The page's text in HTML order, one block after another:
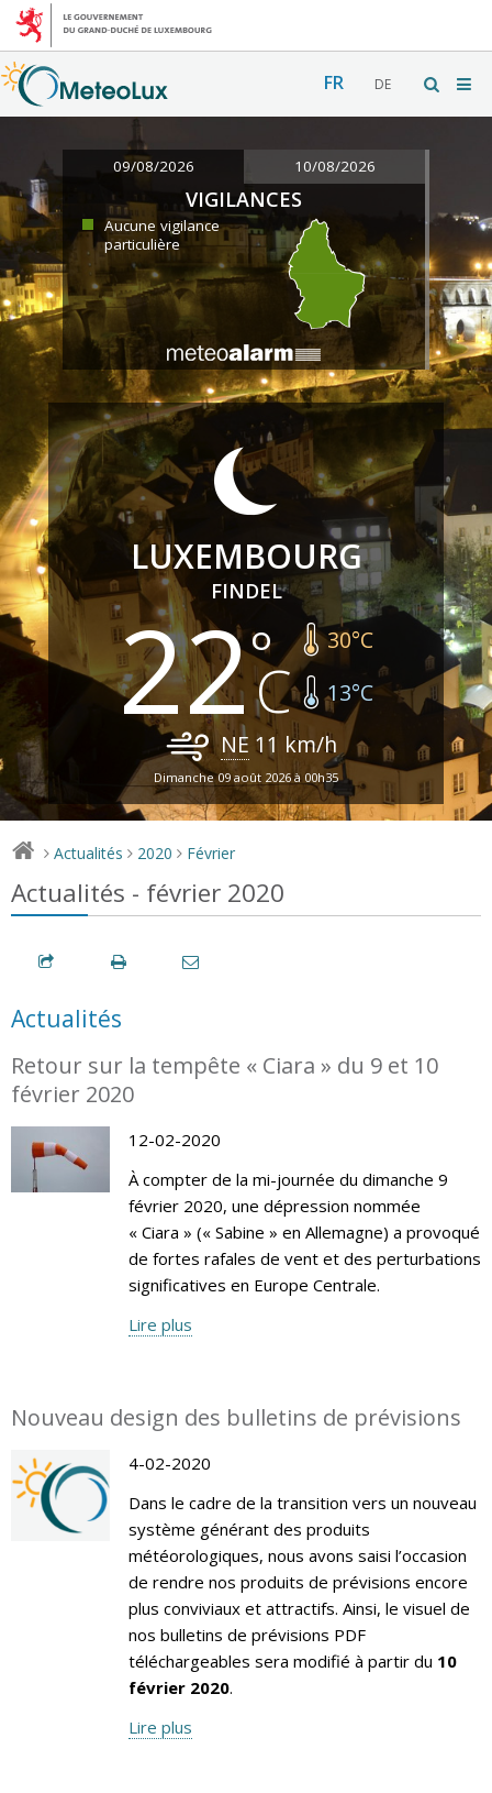
FR DE
09/08/2026 10/08/2026
VIGILANCES
Aucune vigilance
particulière
LUXEMBOURG
FINDEL
22 30°C
13°C
NE 11 km/h
Dimanche 09 août 2026 à 00h35
> Actualités > 2020 > Février
Actualités - février 2020
Actualités
Retour sur la tempête « Ciara » du 9 et 10
février 2020
12-02-2020
À compter de la mi-journée du dimanche 9
février 2020, une dépression nommée
« Ciara » (« Sabine » en Allemagne) a provoqué
de fortes rafales de vent et des perturbations
significatives en Europe Centrale.
Lire plus
Nouveau design des bulletins de prévisions
4-02-2020
Dans le cadre de la transition vers un nouveau
système générant des produits
météorologiques, nous avons saisi l’occasion
de rendre nos produits de prévisions encore
plus conviviaux et attractifs. Ainsi, le visuel de
nos bulletins de prévisions PDF
téléchargeables sera modifié à partir du 10
février 2020.
Lire plus